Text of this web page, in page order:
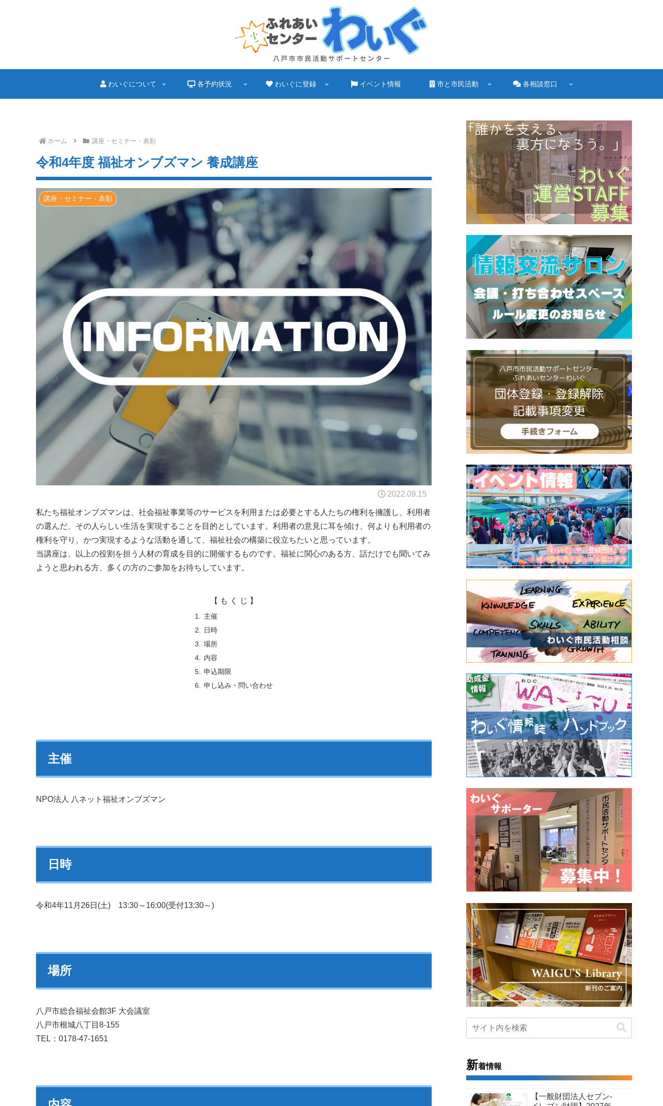
わいぐについて 各予約状況 わいぐに登録 イベント情報 市と市民活動 各相談窓口
ホーム 講座・セミナー・表彰
令和4年度 福祉オンブズマン 養成講座
講座・セミナー・表彰
2022.09.15
私たち福祉オンブズマンは、社会福祉事業等のサービスを利用または必要とする人たちの権利を擁護し、利用者
の選んだ、その人らしい生活を実現することを目的としています。利用者の意見に耳を傾け、何よりも利用者の
権利を守り、かつ実現するような活動を通して、福祉社会の構築に役立ちたいと思っています。
当講座は、以上の役割を担う人材の育成を目的に開催するものです。福祉に関心のある方、話だけでも聞いてみ
ようと思われる方、多くの方のご参加をお待ちしています。
【 も く じ 】
主催
日時
場所
内容
申込期限
申し込み・問い合わせ
主催
NPO法人 八ネット福祉オンブズマン
日時
令和4年11月26日(土) 13:30～16:00(受付13:30～)
場所
八戸市総合福祉会館3F 大会議室
八戸市根城八丁目8-155
TEL：0178-47-1651
新着情報
【一般財団法人セブン-